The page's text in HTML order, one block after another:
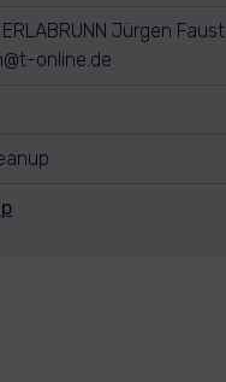
ERLABRUNN Jürgen Faust
online.de